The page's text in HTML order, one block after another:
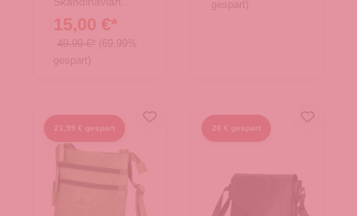
Brand
15,00 €*
49,99 €* (69.99%
gespart)
gespart)
21,99 € gespart 20 € gespart